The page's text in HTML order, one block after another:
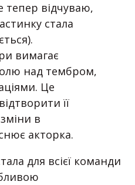
тепер відчуваю,
стала
вимагає
над тембром,
Це
її
в
акторка.
для всієї команди